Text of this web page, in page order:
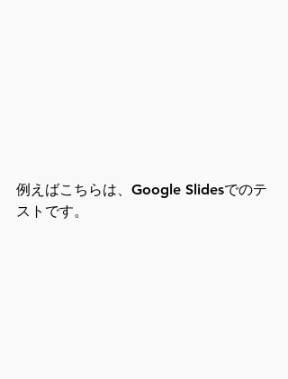
例えばこちらは、Google Slidesでのテ
ストです。